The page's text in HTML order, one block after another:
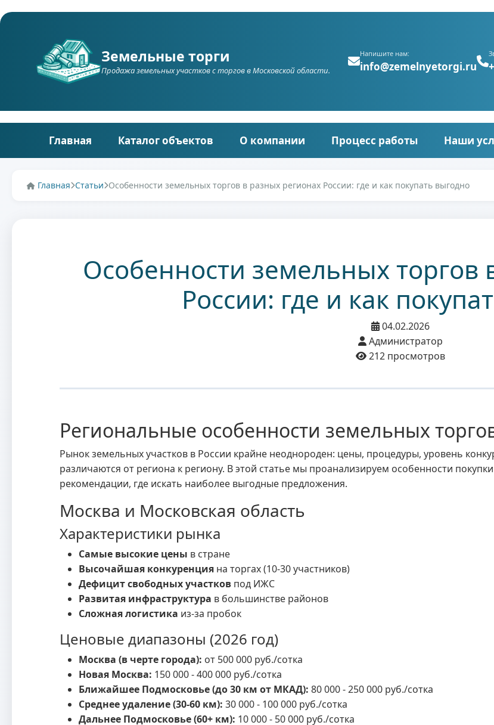
Земельные торги
Продажа земельных участков c торгов в Московской области.
Напишите нам:
info@zemelnyetorgi.ru
Главная Каталог объектов О компании Процесс работы Наши
Главная Статьи Особенности земельных торгов в разных регионах России: где и как покупать выгодно
Особенности земельных торгов
России: где и как
04.02.2026
Администратор
212 просмотров
Региональные особенности земельных
Рынок земельных участков в России крайне неоднороден: цены, процедуры, уровень
различаются от региона к региону. В этой статье мы проанализируем особенности
рекомендации, где искать наиболее выгодные предложения.
Москва и Московская область
Характеристики рынка
Самые высокие цены в стране
Высочайшая конкуренция на торгах (10-30 участников)
Дефицит свободных участков под ИЖС
Развитая инфраструктура в большинстве районов
Сложная логистика из-за пробок
Ценовые диапазоны (2026 год)
Москва (в черте города): от 500 000 руб./сотка
Новая Москва: 150 000 - 400 000 руб./сотка
Ближайшее Подмосковье (до 30 км от МКАД): 80 000 - 250 000 руб./сотка
Среднее удаление (30-60 км): 30 000 - 100 000 руб./сотка
Дальнее Подмосковье (60+ км): 10 000 - 50 000 руб./сотка